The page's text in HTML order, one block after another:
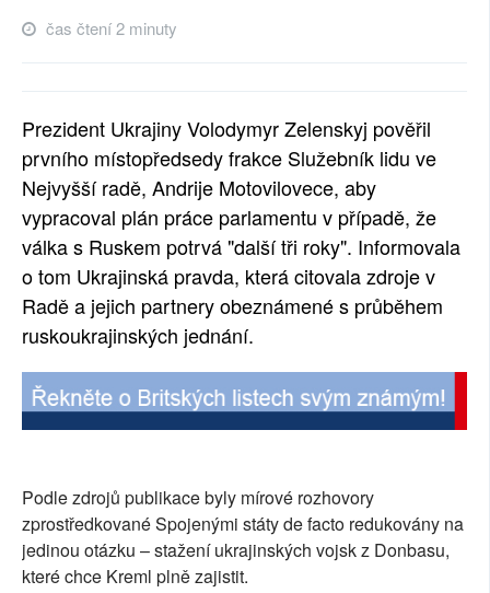
čas čtení 2 minuty
Prezident Ukrajiny Volodymyr Zelenskyj pověřil
prvního místopředsedy frakce Služebník lidu ve
Nejvyšší radě, Andrije Motovilovece, aby
vypracoval plán práce parlamentu v případě, že
válka s Ruskem potrvá "další tři roky". Informovala
o tom Ukrajinská pravda, která citovala zdroje v
Radě a jejich partnery obeznámené s průběhem
ruskoukrajinských jednání.
Podle zdrojů publikace byly mírové rozhovory
zprostředkované Spojenými státy de facto redukovány na
jedinou otázku – stažení ukrajinských vojsk z Donbasu,
které chce Kreml plně zajistit.